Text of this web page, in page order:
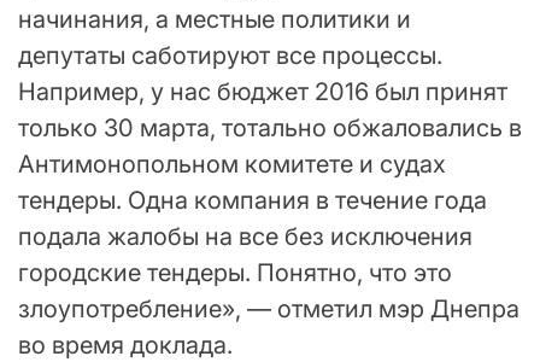
начинания, а местные политики и
депутаты саботируют все процессы.
Например, у нас бюджет 2016 был принят
только 30 марта, тотально обжаловались в
Антимонопольном комитете и судах
тендеры. Одна компания в течение года
подала жалобы на все без исключения
городские тендеры. Понятно, что это
злоупотребление», — отметил мэр Днепра
во время доклада.